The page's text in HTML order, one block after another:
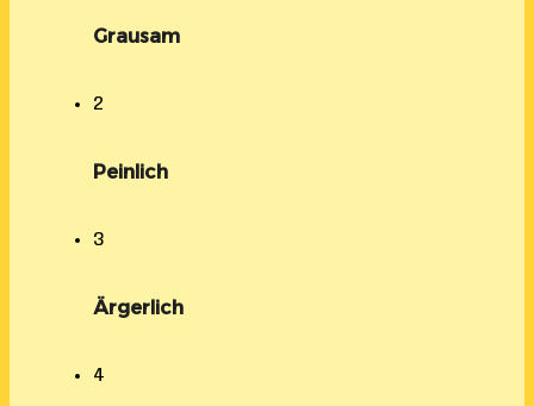
Grausam
2
Peinlich
3
Ärgerlich
4